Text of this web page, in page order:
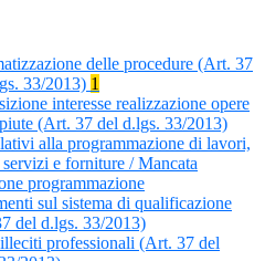
delle procedure (Art. 37
33/2013) 1
interesse realizzazione opere
(Art. 37 del d.lgs. 33/2013)
alla programmazione di lavori,
servizi e forniture / Mancata
programmazione
sul sistema di qualificazione
del d.lgs. 33/2013)
professionali (Art. 37 del